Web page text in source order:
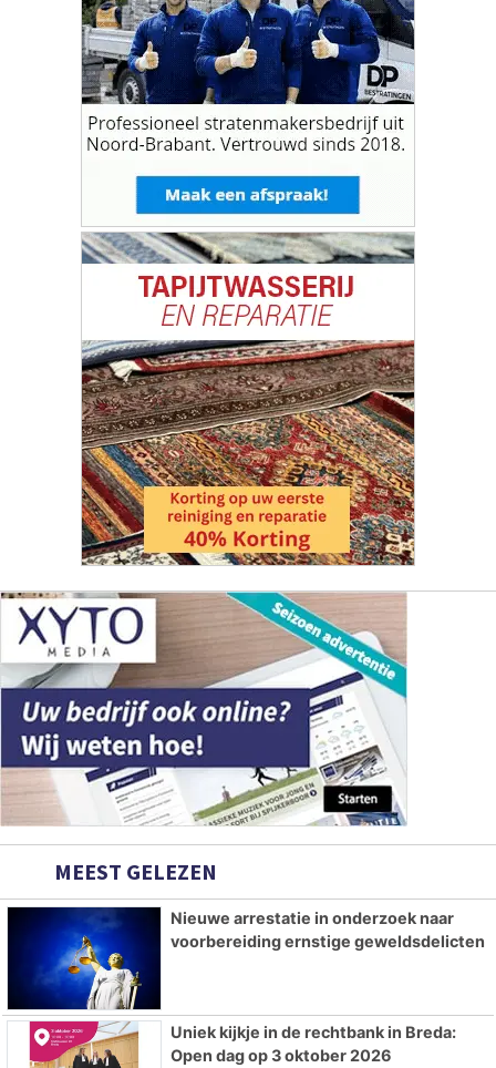
MEEST GELEZEN
Nieuwe arrestatie in onderzoek naar
voorbereiding ernstige geweldsdelicten
Uniek kijkje in de rechtbank in Breda:
Open dag op 3 oktober 2026